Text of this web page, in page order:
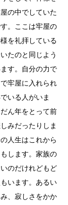
の中でしていた
。ここは牢屋の
を礼拝している
たのと同じよう
す。自分の力で
牢屋に入れられ
いる人がいま
ん年をとって前
みだったりしま
人生はこれから
します。家族の
のだけれどもど
います。あるい
、寂しさをかか